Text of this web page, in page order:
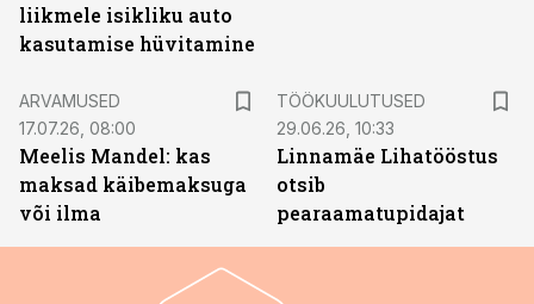
liikmele isikliku auto
kasutamise hüvitamine
ARVAMUSED
17.07.26, 08:00
Meelis Mandel: kas
maksad käibemaksuga
või ilma
TÖÖKUULUTUSED
29.06.26, 10:33
Linnamäe Lihatööstus
otsib
pearaamatupidajat